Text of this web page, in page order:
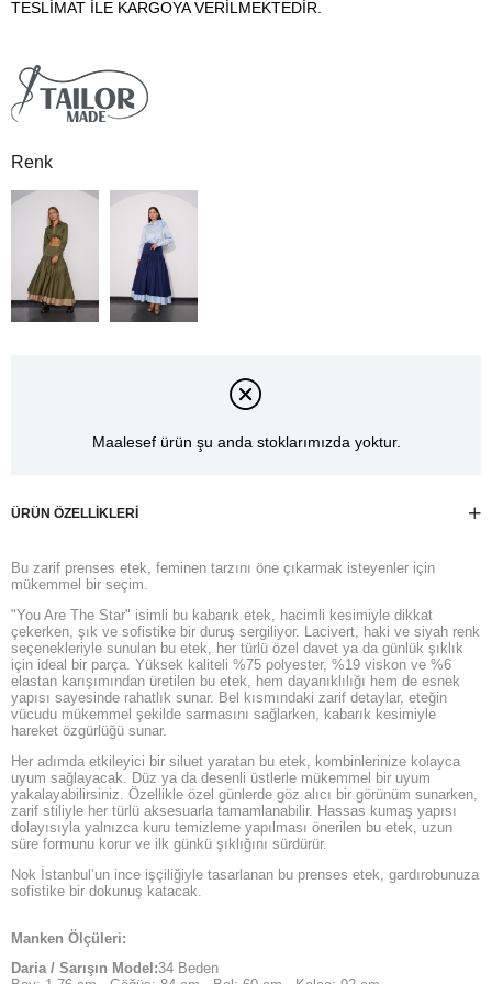
TESLİMAT İLE KARGOYA VERİLMEKTEDİR.
Renk
Maalesef ürün şu anda stoklarımızda yoktur.
ÜRÜN ÖZELLIKLERI
Bu zarif prenses etek, feminen tarzını öne çıkarmak isteyenler için
mükemmel bir seçim.
"You Are The Star" isimli bu kabarık etek, hacimli kesimiyle dikkat
çekerken, şık ve sofistike bir duruş sergiliyor. Lacivert, haki ve siyah renk
seçenekleriyle sunulan bu etek, her türlü özel davet ya da günlük şıklık
için ideal bir parça. Yüksek kaliteli %75 polyester, %19 viskon ve %6
elastan karışımından üretilen bu etek, hem dayanıklılığı hem de esnek
yapısı sayesinde rahatlık sunar. Bel kısmındaki zarif detaylar, eteğin
vücudu mükemmel şekilde sarmasını sağlarken, kabarık kesimiyle
hareket özgürlüğü sunar.
Her adımda etkileyici bir siluet yaratan bu etek, kombinlerinize kolayca
uyum sağlayacak. Düz ya da desenli üstlerle mükemmel bir uyum
yakalayabilirsiniz. Özellikle özel günlerde göz alıcı bir görünüm sunarken,
zarif stiliyle her türlü aksesuarla tamamlanabilir. Hassas kumaş yapısı
dolayısıyla yalnızca kuru temizleme yapılması önerilen bu etek, uzun
süre formunu korur ve ilk günkü şıklığını sürdürür.
Nok İstanbul’un ince işçiliğiyle tasarlanan bu prenses etek, gardırobunuza
sofistike bir dokunuş katacak.
Manken Ölçüleri:
Daria / Sarışın Model:34 Beden